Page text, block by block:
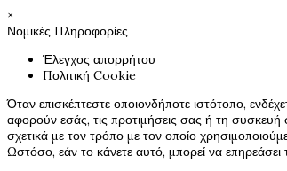
×
Νομικές Πληροφορίες
Έλεγχος απορρήτου
Πολιτική Cookie
Όταν επισκέπτεστε οποιονδήποτε ιστότοπο,
αφορούν εσάς, τις προτιμήσεις σας ή τη συσκευή
σχετικά με τον τρόπο με τον οποίο
Ωστόσο, εάν το κάνετε αυτό, μπορεί να